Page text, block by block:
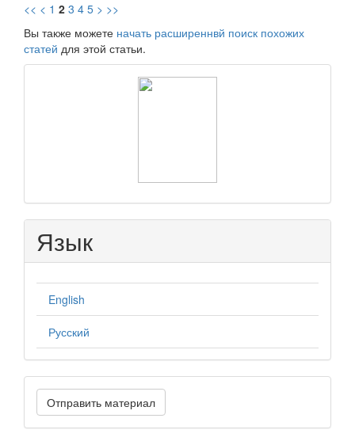
<< < 1 2 3 4 5 > >>
Вы также можете начать расширеннвй поиск похожих
статей для этой статьи.
Язык
English
Русский
Отправить
материал
Отправить материал